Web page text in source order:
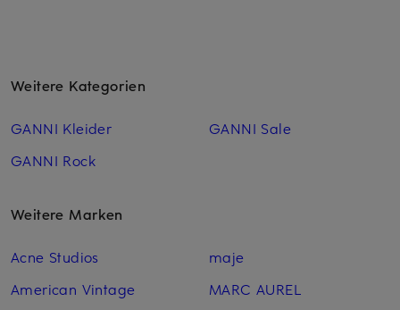
Weitere Kategorien
GANNI Kleider
GANNI Rock
GANNI Sale
Weitere Marken
Acne Studios
American Vintage
maje
MARC AUREL